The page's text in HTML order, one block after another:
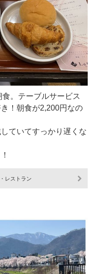
。テーブルサービス
！朝食が2,200円なの
ていてすっかり遅くな
レストラン